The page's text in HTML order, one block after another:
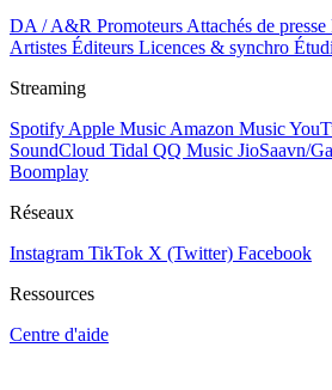
DA / A&R Promoteurs Attachés de presse
Artistes Éditeurs Licences & synchro
Streaming
Spotify Apple Music Amazon Music
SoundCloud Tidal QQ Music JioSaavn/
Boomplay
Réseaux
Instagram TikTok X (Twitter) Facebook
Ressources
Centre d'aide